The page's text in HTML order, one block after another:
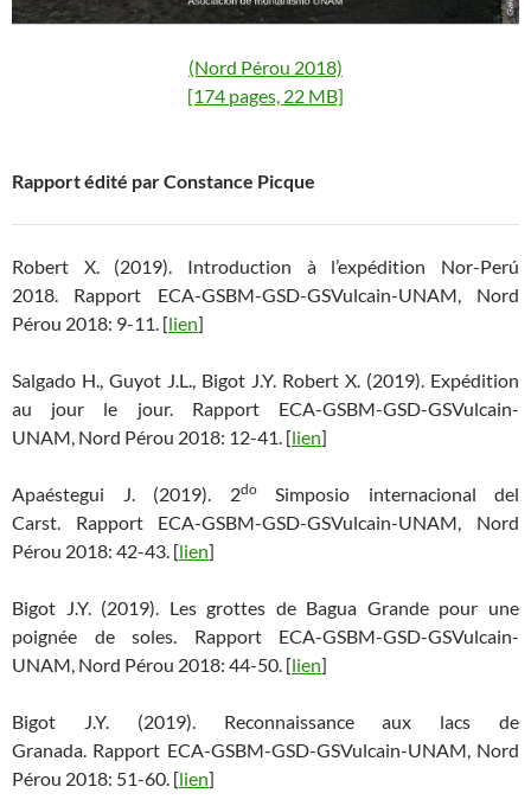
(Nord Pérou 2018)
[174 pages, 22 MB]
Rapport édité par Constance Picque
Robert X. (2019). Introduction à l’expédition Nor-Perú
2018. Rapport ECA-GSBM-GSD-GSVulcain-UNAM, Nord
Pérou 2018: 9-11. [lien]
Salgado H., Guyot J.L., Bigot J.Y. Robert X. (2019). Expédition
au jour le jour. Rapport ECA-GSBM-GSD-GSVulcain-
UNAM, Nord Pérou 2018: 12-41. [lien]
Apaéstegui J. (2019). 2doSimposio internacional del
Carst. Rapport ECA-GSBM-GSD-GSVulcain-UNAM, Nord
Pérou 2018: 42-43. [lien]
Bigot J.Y. (2019). Les grottes de Bagua Grande pour une
poignée de soles. Rapport ECA-GSBM-GSD-GSVulcain-
UNAM, Nord Pérou 2018: 44-50. [lien]
Bigot J.Y. (2019). Reconnaissance aux lacs de
Granada. Rapport ECA-GSBM-GSD-GSVulcain-UNAM, Nord
Pérou 2018: 51-60. [lien]